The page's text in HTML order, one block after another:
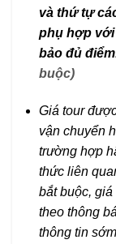
và thứ tự
phụ hợp
bảo đủ
buộc)
Giá tour
vận chuyển
trường hợp
thức liên
bắt buộc,
theo thông
thông tin